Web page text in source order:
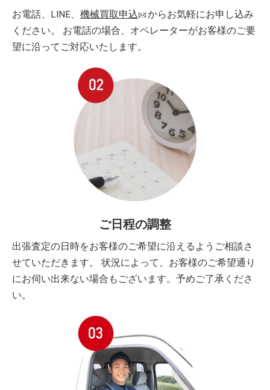
お電話、LINE、 機械買取申込
からお気軽にお申し込み
ください。 お電話の場合、オペレーターがお客様のご要
望に沿ってご対応いたします。
ご日程の調整
出張査定の日時をお客様のご希望に沿えるようご相談さ
せていただきます。 状況によって、お客様のご希望通り
にお伺い出来ない場合もございます。予めご了承くださ
い。